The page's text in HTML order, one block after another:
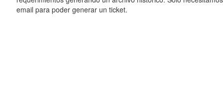
email para poder generar un ticket.